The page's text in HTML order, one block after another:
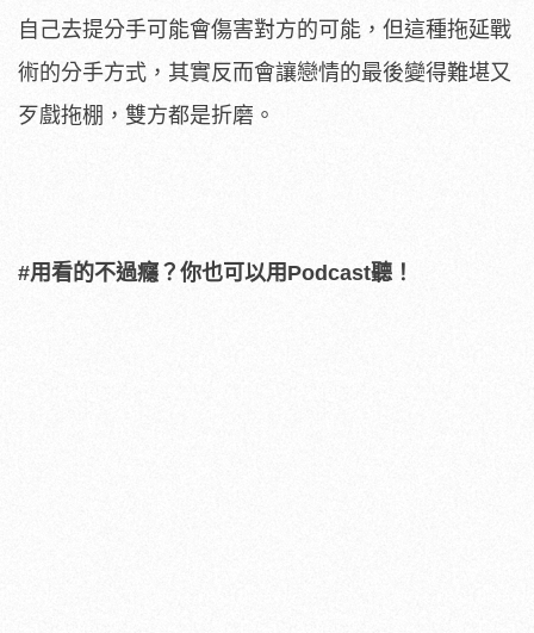
自己去提分手可能會傷害對方的可能，但這種拖延戰
術的分手方式，其實反而會讓戀情的最後變得難堪又
歹戲拖棚，雙方都是折磨。
#用看的不過癮？你也可以用Podcast聽！